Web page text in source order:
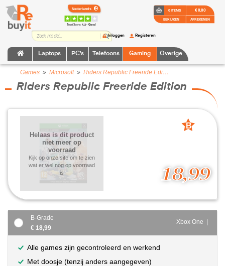
TrustScore:4.2 • Goed
Laptops PC's Telefoons Gaming Overige
Inloggen Registeren
0 ITEMS
BEKIJKEN
€ 0,00
AFREKENEN
Games » Microsoft» Riders Republic Freeride Edition
Riders Republic Freeride Edition
18,99
Helaas is dit product
niet meer op
voorraad
Kijk op onze site om te zien
wat er wel nog op voorraad
is
B
B-Grade
€ 18,99
Xbox One |
Alle games zijn gecontroleerd en werkend
Met doosje (tenzij anders aangegeven)